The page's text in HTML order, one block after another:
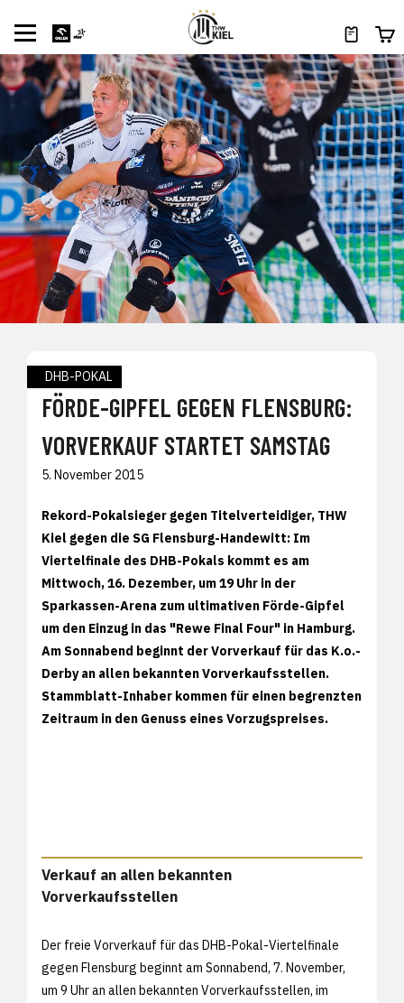
DHB-POKAL
FÖRDE-GIPFEL GEGEN FLENSBURG:
VORVERKAUF STARTET SAMSTAG
5. November 2015
Rekord-Pokalsieger gegen Titelverteidiger, THW
Kiel gegen die SG Flensburg-Handewitt: Im
Viertelfinale des DHB-Pokals kommt es am
Mittwoch, 16. Dezember, um 19 Uhr in der
Sparkassen-Arena zum ultimativen Förde-Gipfel
um den Einzug in das "Rewe Final Four" in Hamburg.
Am Sonnabend beginnt der Vorverkauf für das K.o.-
Derby an allen bekannten Vorverkaufsstellen.
Stammblatt-Inhaber kommen für einen begrenzten
Zeitraum in den Genuss eines Vorzugspreises.
Verkauf an allen bekannten
Vorverkaufsstellen
Der freie Vorverkauf für das DHB-Pokal-Viertelfinale
gegen Flensburg beginnt am Sonnabend, 7. November,
um 9 Uhr an allen bekannten Vorverkaufsstellen, im